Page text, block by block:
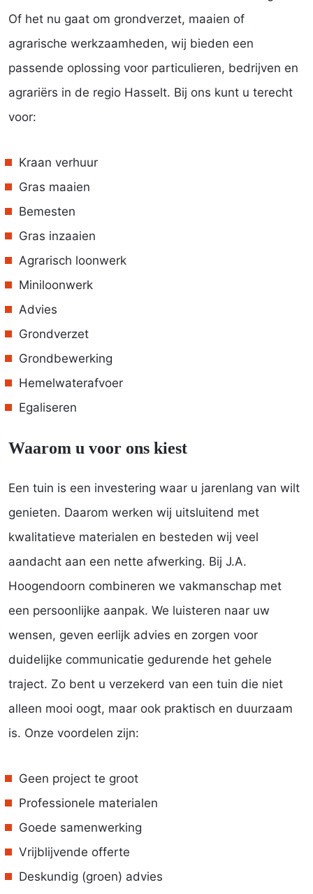
Of het nu gaat om grondverzet, maaien of
agrarische werkzaamheden, wij bieden een
passende oplossing voor particulieren, bedrijven en
agrariërs in de regio Hasselt. Bij ons kunt u terecht
voor:
Kraan verhuur
Gras maaien
Bemesten
Gras inzaaien
Agrarisch loonwerk
Miniloonwerk
Advies
Grondverzet
Grondbewerking
Hemelwaterafvoer
Egaliseren
Waarom u voor ons kiest
Een tuin is een investering waar u jarenlang van wilt
genieten. Daarom werken wij uitsluitend met
kwalitatieve materialen en besteden wij veel
aandacht aan een nette afwerking. Bij J.A.
Hoogendoorn combineren we vakmanschap met
een persoonlijke aanpak. We luisteren naar uw
wensen, geven eerlijk advies en zorgen voor
duidelijke communicatie gedurende het gehele
traject. Zo bent u verzekerd van een tuin die niet
alleen mooi oogt, maar ook praktisch en duurzaam
is. Onze voordelen zijn:
Geen project te groot
Professionele materialen
Goede samenwerking
Vrijblijvende offerte
Deskundig (groen) advies